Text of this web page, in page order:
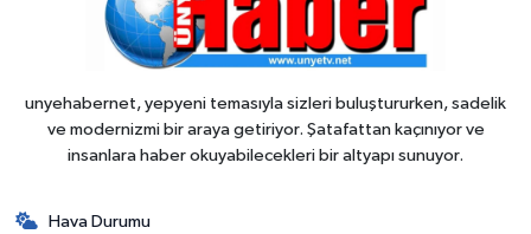
unyehabernet, yepyeni temasıyla sizleri buluştururken, sadelik
ve modernizmi bir araya getiriyor. Şatafattan kaçınıyor ve
insanlara haber okuyabilecekleri bir altyapı sunuyor.
Hava Durumu